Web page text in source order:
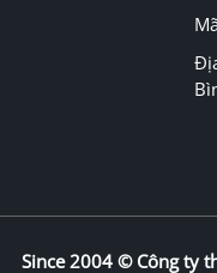
Since 2004 © Công ty